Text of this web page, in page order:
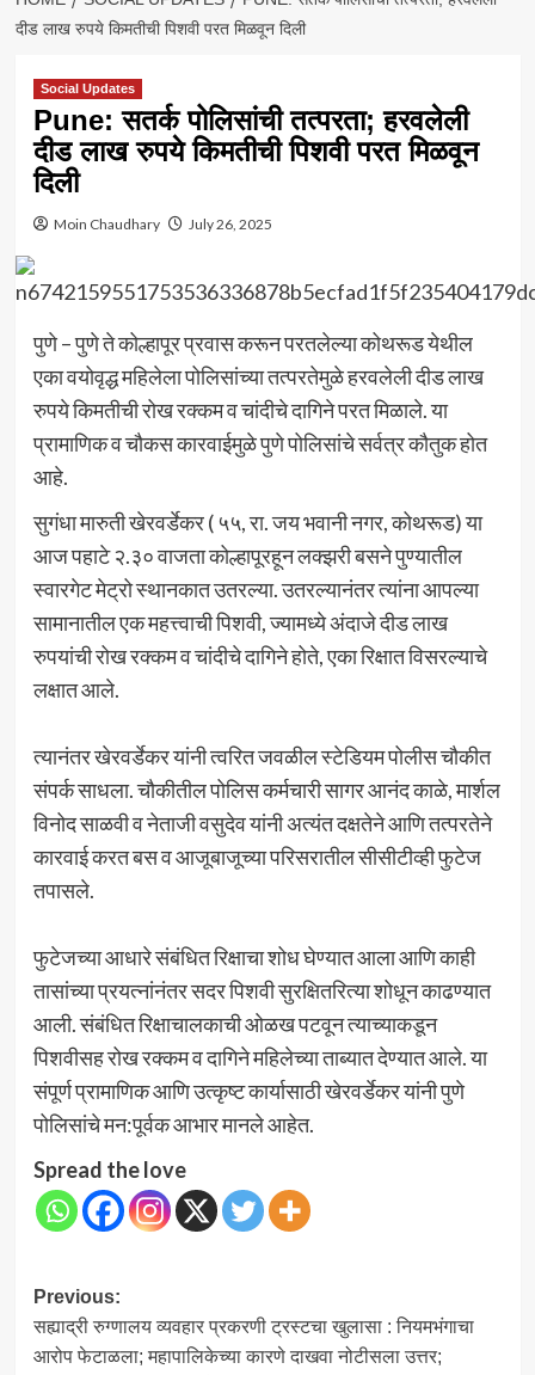
दीड लाख रुपये किमतीची पिशवी परत मिळवून दिली
Social Updates
Pune: सतर्क पोलिसांची तत्परता; हरवलेली
दीड लाख रुपये किमतीची पिशवी परत मिळवून
दिली
Moin Chaudhary July 26, 2025
पुणे – पुणे ते कोल्हापूर प्रवास करून परतलेल्या कोथरूड येथील
एका वयोवृद्ध महिलेला पोलिसांच्या तत्परतेमुळे हरवलेली दीड लाख
रुपये किमतीची रोख रक्कम व चांदीचे दागिने परत मिळाले. या
प्रामाणिक व चौकस कारवाईमुळे पुणे पोलिसांचे सर्वत्र कौतुक होत
आहे.
सुगंधा मारुती खेरवर्डेकर ( ५५, रा. जय भवानी नगर, कोथरूड) या
आज पहाटे २.३० वाजता कोल्हापूरहून लक्झरी बसने पुण्यातील
स्वारगेट मेट्रो स्थानकात उतरल्या. उतरल्यानंतर त्यांना आपल्या
सामानातील एक महत्त्वाची पिशवी, ज्यामध्ये अंदाजे दीड लाख
रुपयांची रोख रक्कम व चांदीचे दागिने होते, एका रिक्षात विसरल्याचे
लक्षात आले.
त्यानंतर खेरवर्डेकर यांनी त्वरित जवळील स्टेडियम पोलीस चौकीत
संपर्क साधला. चौकीतील पोलिस कर्मचारी सागर आनंद काळे, मार्शल
विनोद साळवी व नेताजी वसुदेव यांनी अत्यंत दक्षतेने आणि तत्परतेने
कारवाई करत बस व आजूबाजूच्या परिसरातील सीसीटीव्ही फुटेज
तपासले.
फुटेजच्या आधारे संबंधित रिक्षाचा शोध घेण्यात आला आणि काही
तासांच्या प्रयत्नांनंतर सदर पिशवी सुरक्षितरित्या शोधून काढण्यात
आली. संबंधित रिक्षाचालकाची ओळख पटवून त्याच्याकडून
पिशवीसह रोख रक्कम व दागिने महिलेच्या ताब्यात देण्यात आले. या
संपूर्ण प्रामाणिक आणि उत्कृष्ट कार्यासाठी खेरवर्डेकर यांनी पुणे
पोलिसांचे मन:पूर्वक आभार मानले आहेत.
Spread the love
Post
navigation
Previous:
सह्याद्री रुग्णालय व्यवहार प्रकरणी ट्रस्टचा खुलासा : नियमभंगाचा
आरोप फेटाळला; महापालिकेच्या कारणे दाखवा नोटीसला उत्तर;